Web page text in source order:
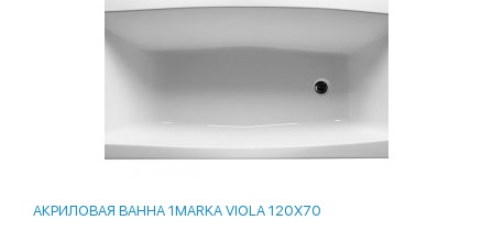
АКРИЛОВАЯ ВАННА 1MARKA VIOLA 120X70